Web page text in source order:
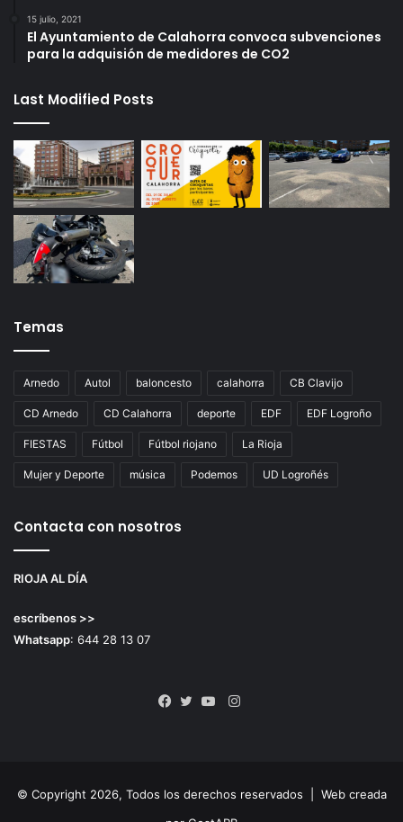
15 julio, 2021
El Ayuntamiento de Calahorra convoca subvenciones
para la adquisión de medidores de CO2
Last Modified Posts
Temas
Arnedo Autol baloncesto calahorra CB Clavijo
CD Arnedo CD Calahorra deporte EDF EDF Logroño
FIESTAS Fútbol Fútbol riojano La Rioja
Mujer y Deporte música Podemos UD Logroñés
Contacta con nosotros
RIOJA AL DÍA
escríbenos >>
Whatsapp: 644 28 13 07
Instagram
© Copyright 2026, Todos los derechos reservados | Web creada